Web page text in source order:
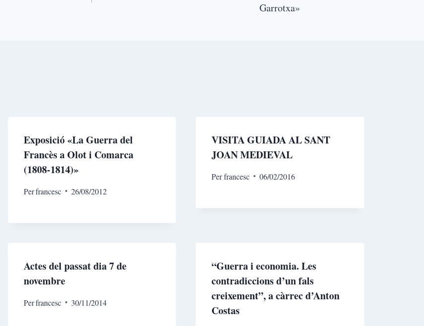
Garrotxa»
Exposició «La Guerra del
Francès a Olot i Comarca
(1808-1814)»
Perfrancesc 26/08/2012
VISITA GUIADA AL SANT
JOAN MEDIEVAL
Perfrancesc 06/02/2016
Actes del passat dia 7 de
novembre
Perfrancesc 30/11/2014
“Guerra i economia. Les
contradiccions d’un fals
creixement”, a càrrec d’Anton
Costas